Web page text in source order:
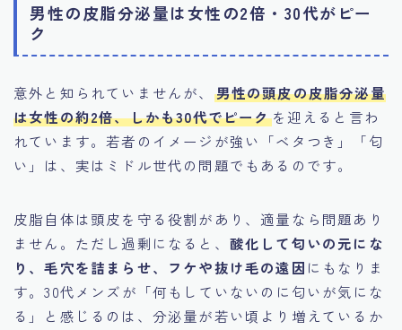
男性の皮脂分泌量は女性の2倍・30代がピー
ク
意外と知られていませんが、 男性の頭皮の皮脂分泌量
は女性の約2倍、しかも30代でピークを迎えると言わ
れています。若者のイメージが強い「ベタつき」「匂
い」は、実はミドル世代の問題でもあるのです。
皮脂自体は頭皮を守る役割があり、適量なら問題あり
ません。ただし過剰になると、 酸化して匂いの元にな
り、毛穴を詰まらせ、フケや抜け毛の遠因 にもなりま
す。30代メンズが「何もしていないのに匂いが気にな
る」と感じるのは、分泌量が若い頃より増えているか